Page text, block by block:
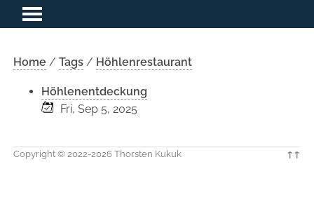
Home / Tags/ Höhlenrestaurant
Höhlenentdeckung
Fri, Sep 5, 2025
Copyright © 2022-2026 Thorsten Kukuk ↑↑